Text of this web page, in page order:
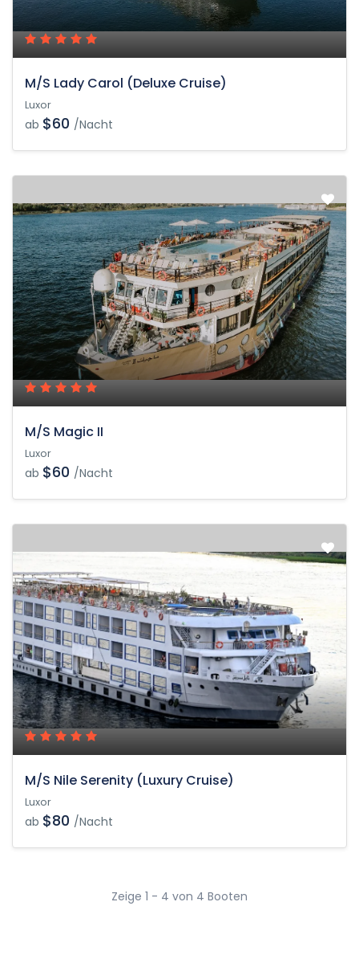
M/S Lady Carol (Deluxe Cruise)
Luxor
ab $60 /Nacht
M/S Magic II
Luxor
ab $60 /Nacht
M/S Nile Serenity (Luxury Cruise)
Luxor
ab $80 /Nacht
Zeige 1 - 4 von 4 Booten